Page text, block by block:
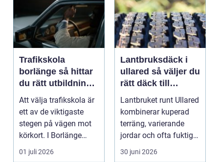
Trafikskola
borlänge så hittar
du rätt utbildning
till körkortet
Att välja trafikskola är
ett av de viktigaste
stegen på vägen mot
körkort. I Borlänge
finns flera al...
01 juli 2026
Lantbruksdäck i
ullared så väljer du
rätt däck till
gårdens maskiner
Lantbruket runt Ullared
kombinerar kuperad
terräng, varierande
jordar och ofta fuktigt
väder. Valet ...
30 juni 2026